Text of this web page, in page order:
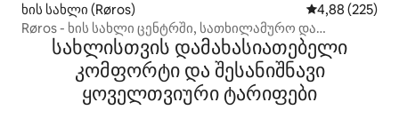
ხის სახლი (Røros) საშუალო
4,88 (225)
Røros - ხის სახლი ცენტრში, სათხილამურო და
სალაშქრო რელიეფის მახლობლად.
სახლისთვის დამახასიათებელი
კომფორტი და შესანიშნავი
ყოველთვიური ტარიფები